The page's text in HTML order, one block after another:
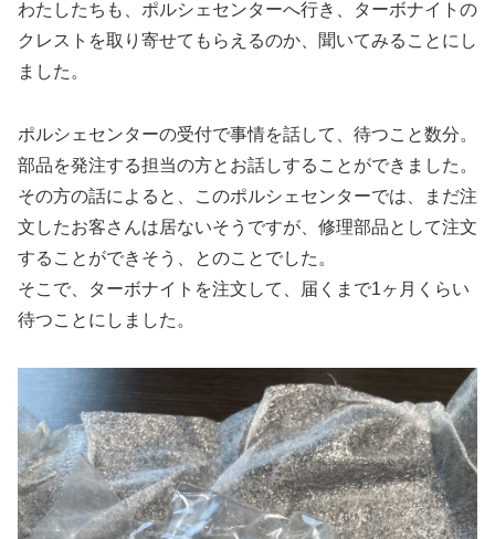
わたしたちも、ポルシェセンターへ行き、ターボナイトの
クレストを取り寄せてもらえるのか、聞いてみることにし
ました。
ポルシェセンターの受付で事情を話して、待つこと数分。
部品を発注する担当の方とお話しすることができました。
その方の話によると、このポルシェセンターでは、まだ注
文したお客さんは居ないそうですが、修理部品として注文
することができそう、とのことでした。
そこで、ターボナイトを注文して、届くまで1ヶ月くらい
待つことにしました。